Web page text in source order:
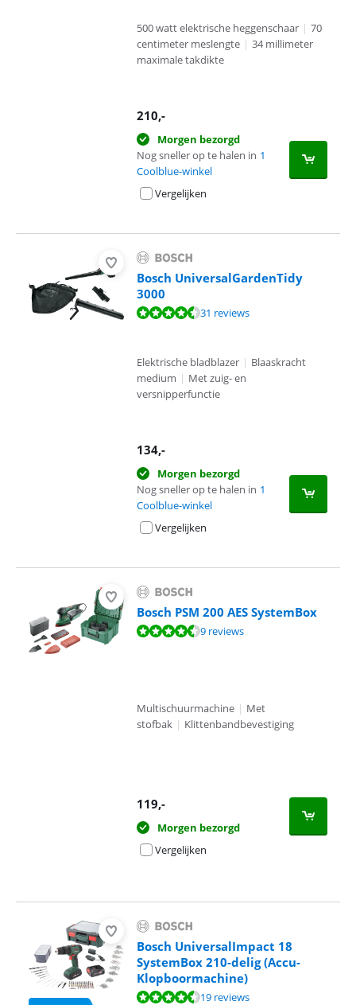
500 watt elektrische heggenschaar | 70
centimeter meslengte | 34 millimeter
maximale takdikte
210,-
Morgen bezorgd
Nog sneller op te halen in 1
Coolblue-winkel
Vergelijken
Bosch UniversalGardenTidy
3000
Beoordeling is 8,6 van de 10, gebaseerd op 31 reviews.
31 reviews
Elektrische bladblazer | Blaaskracht
medium | Met zuig- en
versnipperfunctie
134,-
Morgen bezorgd
Nog sneller op te halen in 1
Coolblue-winkel
Vergelijken
Bosch PSM 200 AES SystemBox
Beoordeling is 9,3 van de 10, gebaseerd op 9 reviews.
9 reviews
Multischuurmachine | Met
stofbak | Klittenbandbevestiging
119,-
Morgen bezorgd
Vergelijken
Bosch UniversalImpact 18
SystemBox 210-delig (Accu-
Klopboormachine)
Beoordeling is 9,0 van de 10, gebaseerd op 19 reviews.
19 reviews